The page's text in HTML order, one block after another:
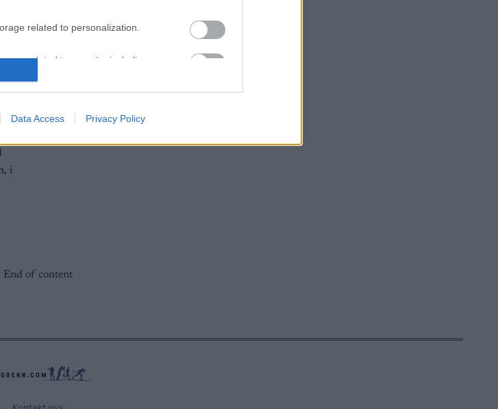
related to personalization.
related to security, including
prevention, and other user protection.
Data Access Privacy Policy
i
End of content